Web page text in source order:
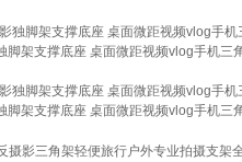
架支撑底座 桌面微距视频vlog手机三
架支撑底座 桌面微距视频vlog手机三